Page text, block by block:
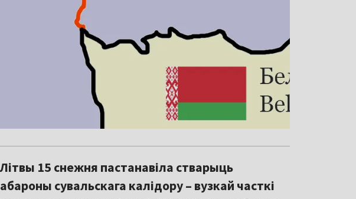
15 снежня пастанавіла стварыць
сувальскага калідору – вузкай часткі